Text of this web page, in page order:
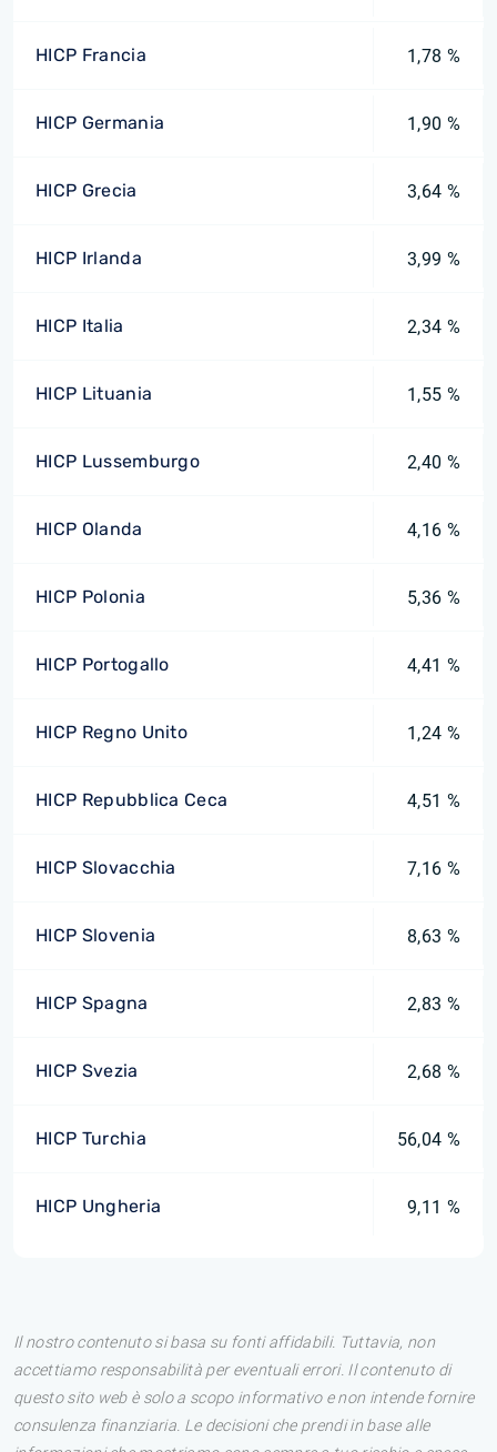
HICP Francia 1,78 %
HICP Germania 1,90 %
HICP Grecia 3,64 %
HICP Irlanda 3,99 %
HICP Italia 2,34 %
HICP Lituania 1,55 %
HICP Lussemburgo 2,40 %
HICP Olanda 4,16 %
HICP Polonia 5,36 %
HICP Portogallo 4,41 %
HICP Regno Unito 1,24 %
HICP Repubblica Ceca 4,51 %
HICP Slovacchia 7,16 %
HICP Slovenia 8,63 %
HICP Spagna 2,83 %
HICP Svezia 2,68 %
HICP Turchia 56,04 %
HICP Ungheria 9,11 %
Il nostro contenuto si basa su fonti affidabili. Tuttavia, non
accettiamo responsabilità per eventuali errori. Il contenuto di
questo sito web è solo a scopo informativo e non intende fornire
consulenza finanziaria. Le decisioni che prendi in base alle